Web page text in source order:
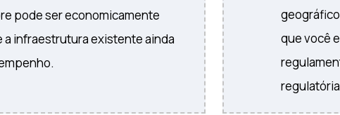
pode ser economicamente
infraestrutura existente ainda
que você